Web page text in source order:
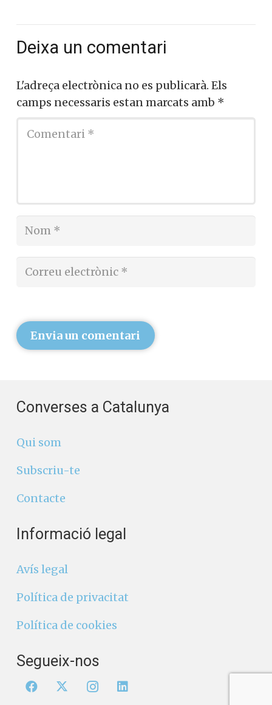
Deixa un comentari
L'adreça electrònica no es publicarà. Els
camps necessaris estan marcats amb *
Envia un comentari
Converses a Catalunya
Qui som
Subscriu-te
Contacte
Informació legal
Avís legal
Política de privacitat
Política de cookies
Segueix-nos